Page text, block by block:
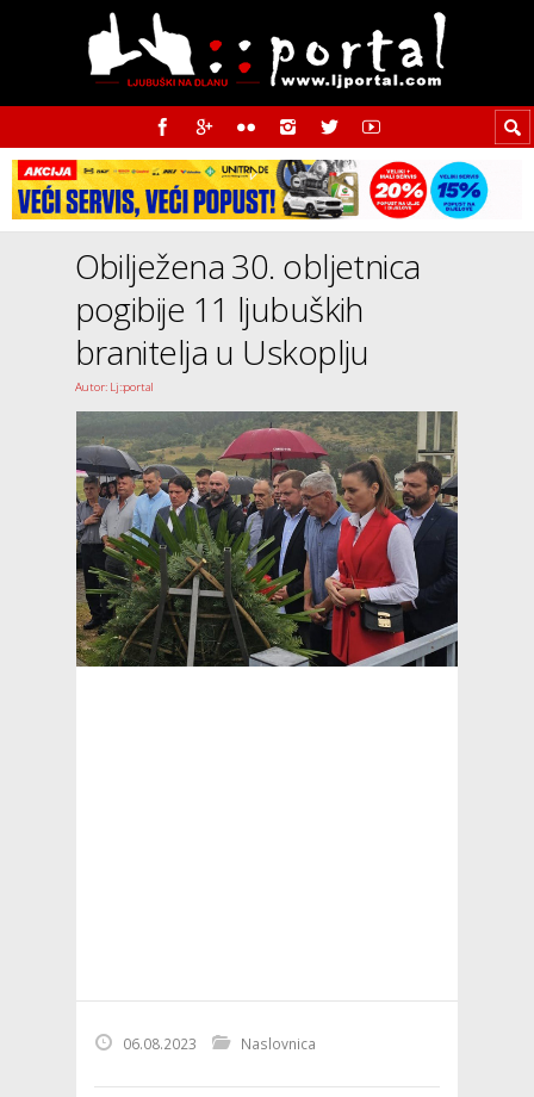
Obilježena 30. obljetnica
pogibije 11 ljubuških
branitelja u Uskoplju
Autor: Lj::portal
06.08.2023 Naslovnica